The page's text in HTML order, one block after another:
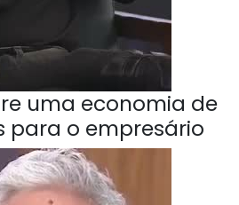
uma economia de
para o empresário